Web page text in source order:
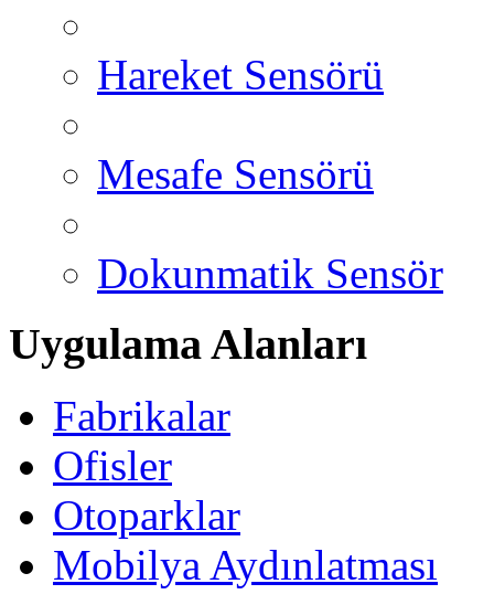
Hareket Sensörü
Mesafe Sensörü
Dokunmatik Sensör
Uygulama Alanları
Fabrikalar
Ofisler
Otoparklar
Mobilya Aydınlatması